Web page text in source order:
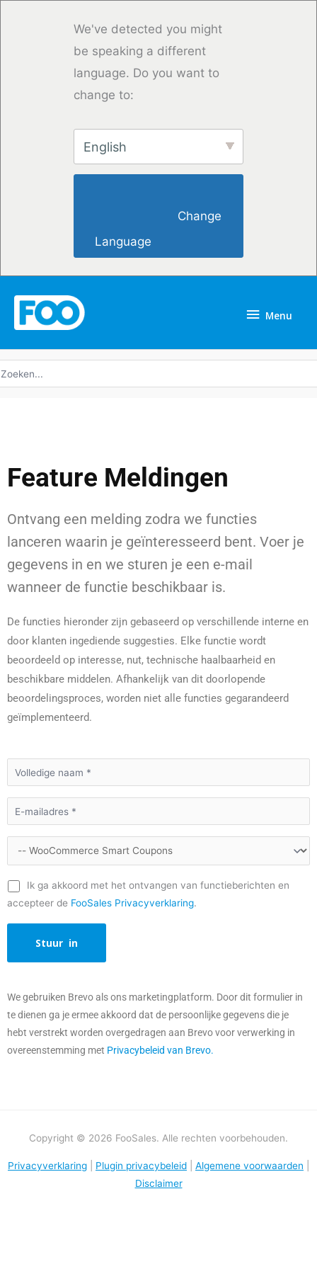
We've detected you might
be speaking a different
language. Do you want to
change to:
English
Language
Menu
Feature Meldingen
Ontvang een melding zodra we functies
lanceren waarin je geïnteresseerd bent. Voer je
gegevens in en we sturen je een e-mail
wanneer de functie beschikbaar is.
De functies hieronder zijn gebaseerd op verschillende interne en
door klanten ingediende suggesties. Elke functie wordt
beoordeeld op interesse, nut, technische haalbaarheid en
beschikbare middelen. Afhankelijk van dit doorlopende
beoordelingsproces, worden niet alle functies gegarandeerd
geïmplementeerd.
Ik ga akkoord met het ontvangen van functieberichten en
accepteer de FooSales Privacyverklaring.
We gebruiken Brevo als ons marketingplatform. Door dit formulier in
te dienen ga je ermee akkoord dat de persoonlijke gegevens die je
hebt verstrekt worden overgedragen aan Brevo voor verwerking in
overeenstemming met Privacybeleid van Brevo.
Copyright © 2026 FooSales. Alle rechten voorbehouden.
Privacyverklaring Plugin privacybeleid Algemene voorwaarden
Disclaimer